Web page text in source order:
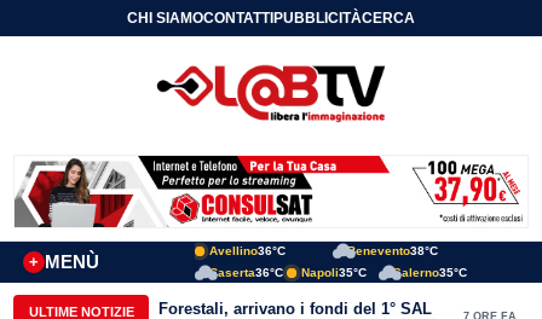
CHI SIAMOCONTATTIPUBBLICITÀCERCA
MENÙ
+
Avellino36°C Benevento38°C
Caserta36°C Napoli35°C Salerno35°C
ULTIME NOTIZIE
Forestali, arrivano i fondi del 1° SAL